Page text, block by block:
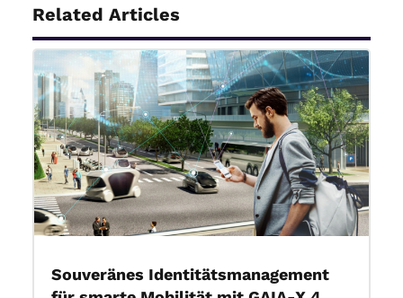
Related Articles
Souveränes Identitätsmanagement